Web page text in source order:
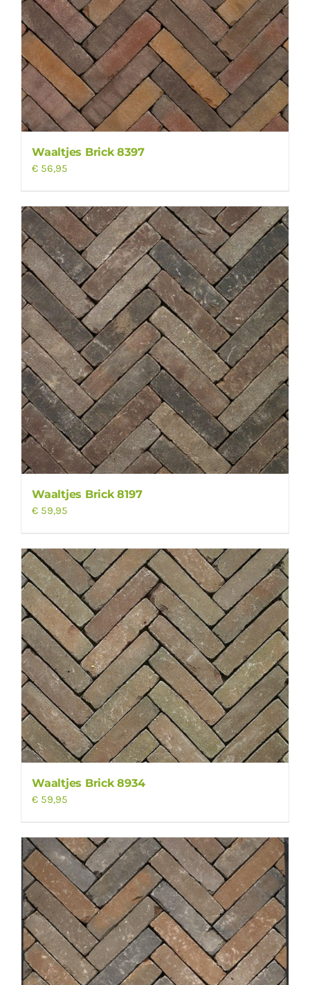
Waaltjes Brick 8397
€ 56,95
Waaltjes Brick 8197
€ 59,95
Waaltjes Brick 8934
€ 59,95